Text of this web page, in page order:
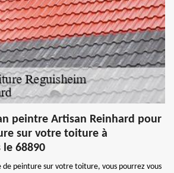
peintre Artisan Reinhard pour
sur votre toiture à
le 68890
de peinture sur votre toiture, vous pourrez vous